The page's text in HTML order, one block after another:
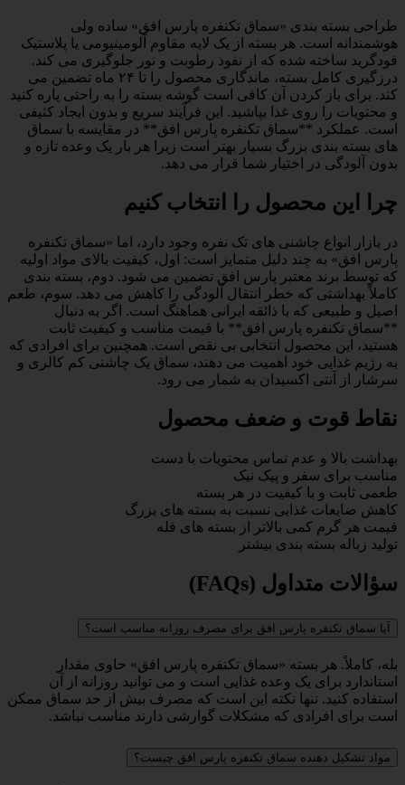
طراحی بسته بندی «سماق تکنفره پارس افق» ساده ولی
هوشمندانه است. هر بسته از یک لایه مقاوم آلومینیومی یا پلاستیک
فودگرید ساخته شده که از نفوذ رطوبت و نور جلوگیری می کند.
درزگیری کامل بسته، ماندگاری محصول را تا ۲۴ ماه تضمین می
کند. برای باز کردن آن کافی است گوشه بسته را به راحتی پاره کنید
و محتویات را روی غذا بپاشید. این فرآیند سریع و بدون ایجاد کثیفی
است. عملکرد **سماق تکنفره پارس افق** در مقایسه با سماق
های بسته بندی بزرگ بسیار بهتر است زیرا هر بار یک وعده تازه و
بدون آلودگی در اختیار شما قرار می دهد.
چرا این محصول را انتخاب کنیم
در بازار انواع چاشنی های تک نفره وجود دارد، اما «سماق تکنفره
پارس افق» به چند دلیل متمایز است: اول، کیفیت بالای مواد اولیه
که توسط برند معتبر پارس افق تضمین می شود. دوم، بسته بندی
کاملاً بهداشتی که خطر انتقال آلودگی را کاهش می دهد. سوم، طعم
اصیل و طبیعی که با ذائقه ایرانی هماهنگ است. اگر به دنبال
**سماق تکنفره پارس افق** با قیمت مناسب و کیفیت ثابت
هستید، این محصول انتخابی بی نقص است. همچنین برای افرادی که
به رژیم غذایی خود اهمیت می دهند، سماق یک چاشنی کم کالری و
سرشار از آنتی اکسیدان به شمار می رود.
نقاط قوت و ضعف محصول
بهداشت بالا و عدم تماس محتویات با دست
مناسب برای سفر و پیک نیک
طعمی ثابت و با کیفیت در هر بسته
کاهش ضایعات غذایی نسبت به بسته های بزرگ
قیمت هر گرم کمی بالاتر از بسته های فله
تولید زباله بسته بندی بیشتر
سؤالات متداول (FAQs)
آیا سماق تکنفره پارس افق برای مصرف روزانه مناسب است؟
بله، کاملاً. هر بسته «سماق تکنفره پارس افق» حاوی مقدار
استاندارد برای یک وعده غذایی است و می توانید روزانه از آن
استفاده کنید. تنها نکته این است که مصرف بیش از حد سماق ممکن
است برای افرادی که مشکلات گوارشی دارند مناسب نباشد.
مواد تشکیل دهنده سماق تکنفره پارس افق چیست؟